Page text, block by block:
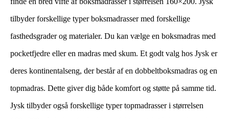
tilbyder forskellige typer boksmadrasser med forskellige
fasthedsgrader og materialer. Du kan vælge en boksmadras med
pocketfjedre eller en madras med skum. Et godt valg hos Jysk er
deres kontinentalseng, der består af en dobbeltboksmadras og en
topmadras. Dette giver dig både komfort og støtte på samme tid.
Jysk tilbyder også forskellige typer topmadrasser i størrelsen